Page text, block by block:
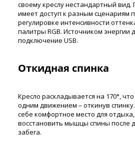
своему креслу нестандартный вид.
имеет доступ к разным сценариям
регулировке интенсивности
палитры RGB. Источником энергии
подключение USB.
Откидная спинка
Кресло раскладывается на 170°,
одним движением – откинув
себе комфортное место для
восстановить мышцы спины после
забега.